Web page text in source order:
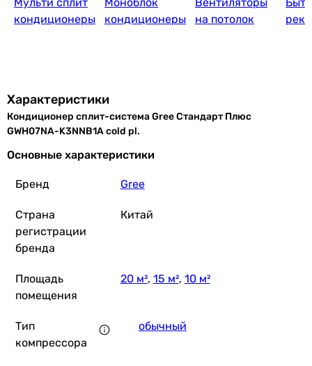
TCL SaveIN ZG31 On-Off TAC-07CHSD/ZG31
кондиционеры
кондиционеры
на потолок
Характеристики
Кондиционер сплит-система Gree Стандарт Плюс
GWH07NA-K3NNB1A cold pl.
Основные характеристики
Бренд Gree
Страна
регистрации
бренда
Китай
Площадь
помещения
20 м², 15 м², 10 м²
Тип
компрессора
обычный